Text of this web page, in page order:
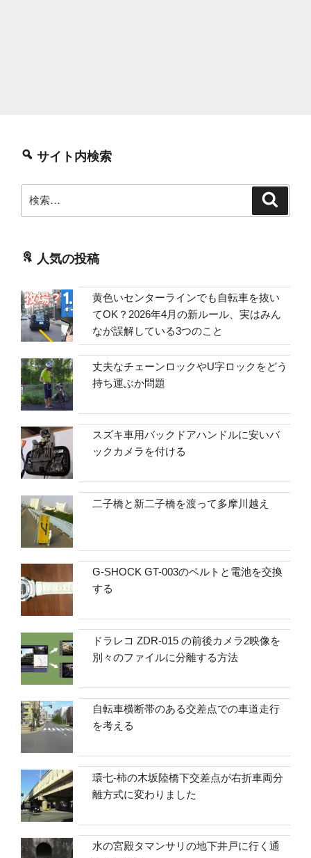
サイト内検索
索:
人気の投稿
黄色いセンターラインでも自転車を抜い
てOK？2026年4月の新ルール、実はみん
なが誤解している3つのこと
丈夫なチェーンロックやU字ロックをどう
持ち運ぶか問題
スズキ車用バックドアハンドルに安いバ
ックカメラを付ける
二子橋と新二子橋を渡って多摩川越え
G-SHOCK GT-003のベルトと電池を交換
する
ドラレコ ZDR-015 の前後カメラ2映像を
別々のファイルに分離する方法
自転車横断帯のある交差点での車道走行
を考える
環七-柿の木坂陸橋下交差点が右折車両分
離方式に変わりました
水の宮殿タマンサリの地下井戸に行く通